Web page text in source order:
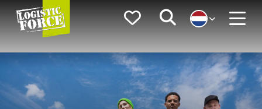
Logistic
Force
FavorietenZoeken